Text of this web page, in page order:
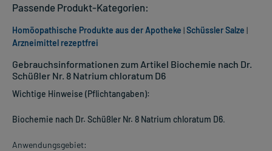
Gebrauchsinformationen zum Artikel Biochemie nach Dr.
Schüßler Nr. 8 Natrium chloratum D6
Wichtige Hinweise (Pflichtangaben):
Biochemie nach Dr. Schüßler Nr. 8 Natrium chloratum D6.
Anwendungsgebiet:
Passende Produkt-Kategorien:
Homöopathische Produkte aus der Apotheke |Schüssler Salze |
Arzneimittel rezeptfrei